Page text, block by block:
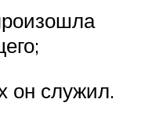
он служил.